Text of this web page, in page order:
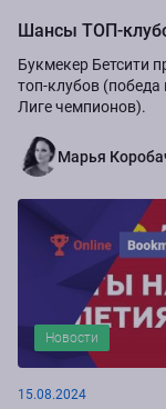
Шансы ТОП-
Букмекер Бетсити
топ-клубов
Лиге чемпионов).
Марья
Новости
15.08.2024